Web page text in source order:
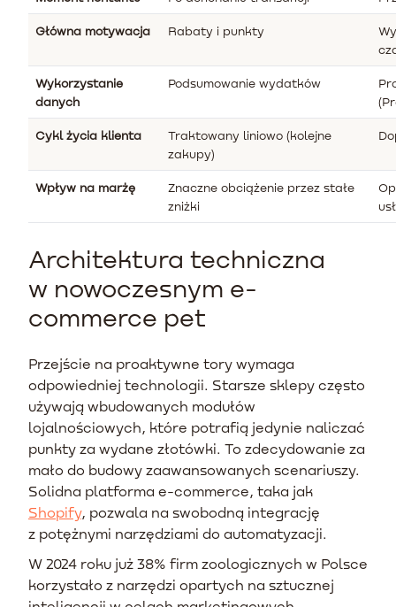
Główna motywacja Rabaty i punkty
Wykorzystanie
danych
Podsumowanie wydatków
Cykl życia klienta
Traktowany liniowo (kolejne
zakupy)
Wpływ na marżę
Znaczne obciążenie przez stałe
zniżki
Architektura techniczna
w nowoczesnym e-
commerce pet
Przejście na proaktywne tory wymaga
odpowiedniej technologii. Starsze sklepy często
używają wbudowanych modułów
lojalnościowych, które potrafią jedynie naliczać
punkty za wydane złotówki. To zdecydowanie za
mało do budowy zaawansowanych scenariuszy.
Solidna platforma e-commerce, taka jak
Shopify, pozwala na swobodną integrację
z potężnymi narzędziami do automatyzacji.
W 2024 roku już 38% firm zoologicznych w Polsce
korzystało z narzędzi opartych na sztucznej